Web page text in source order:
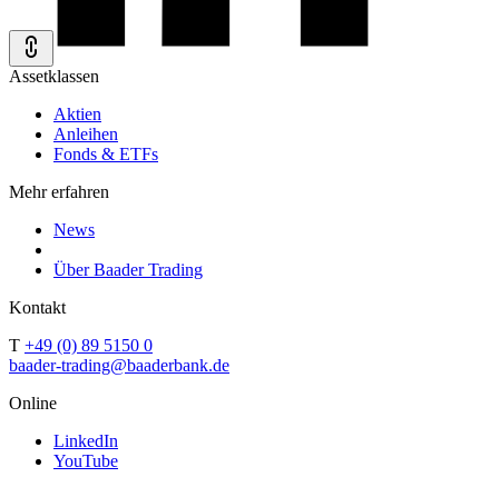
Assetklassen
Aktien
Anleihen
Fonds & ETFs
Mehr erfahren
News
Über Baader Trading
Kontakt
T +49 (0) 89 5150 0
baader-trading@baaderbank.de
Online
LinkedIn
YouTube